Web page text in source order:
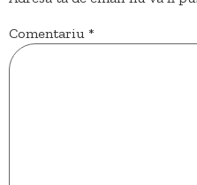
Comentariu *